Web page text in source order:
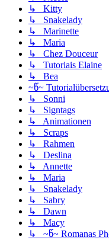
↳ Kitty
↳ Snakelady
↳ Marinette
↳ Maria
↳ Chez Douceur
↳ Tutoriais Elaine
↳ Bea
~წ~
↳ Sonni
↳ Signtags
↳ Animationen
↳ Scraps
↳ Rahmen
↳ Deslina
↳ Annette
↳ Maria
↳ Snakelady
↳ Sabry
↳ Dawn
↳ Macy
↳ ~წ~ Romanas